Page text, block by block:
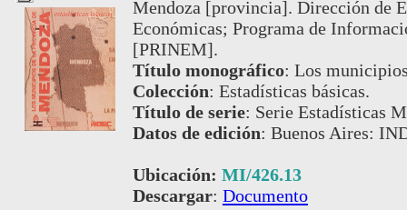
Mendoza [provincia]. Dirección de
Económicas; Programa de
[PRINEM].
Título monográfico: Los
Colección: Estadísticas básicas.
Título de serie: Serie Estadísticas
Datos de edición: Buenos Aires:
Ubicación: MI/426.13
Descargar: Documento